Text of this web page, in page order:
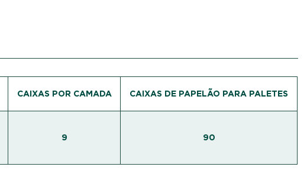
CAIXAS POR CAMADA CAIXAS DE PAPELÃO PARA PALETES
9 90